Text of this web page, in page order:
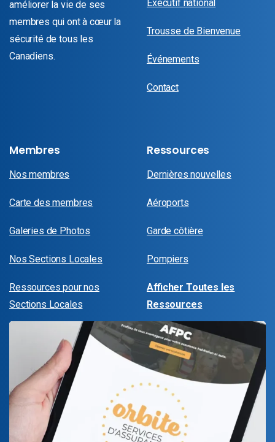
améliorer la vie de ses
membres qui ont à cœur la
sécurité de tous les
Canadiens.
Exécutif national
Trousse de Bienvenue
Événements
Contact
Membres
Nos membres
Carte des membres
Galeries de Photos
Nos Sections Locales
Ressources pour nos
Sections Locales
Ressources
Dernières nouvelles
Aéroports
Garde côtière
Pompiers
Afficher Toutes les
Ressources